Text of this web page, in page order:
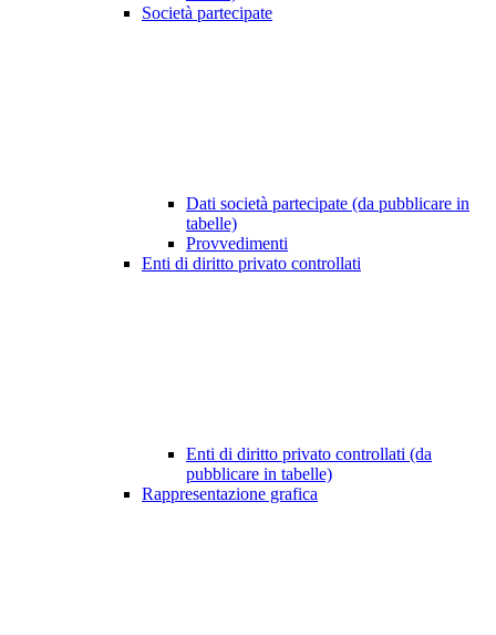
Società partecipate
Dati società partecipate (da pubblicare in
tabelle)
Provvedimenti
Enti di diritto privato controllati
Enti di diritto privato controllati (da
pubblicare in tabelle)
Rappresentazione grafica